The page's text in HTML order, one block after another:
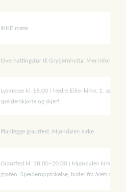
IKKE møte
Overnattingstur til Grytjernhytta. Mer
Lysmesse kl. 18.00 i Nedre Eiker kirke, 1.
speiderskjorte og skjerf.
Planlegge grautfest. Mjøndalen kirke
Grautfest kl. 18.00–20.00 i Mjøndalen kirke. Ta
grøten. Speideropptakelse, bilder fra årets som